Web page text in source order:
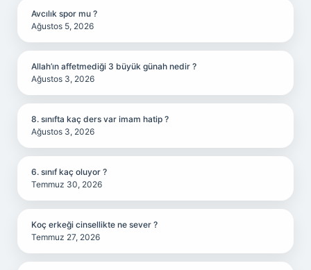
Avcılık spor mu ?
Ağustos 5, 2026
Allah’ın affetmediği 3 büyük günah nedir ?
Ağustos 3, 2026
8. sınıfta kaç ders var imam hatip ?
Ağustos 3, 2026
6. sınıf kaç oluyor ?
Temmuz 30, 2026
Koç erkeği cinsellikte ne sever ?
Temmuz 27, 2026